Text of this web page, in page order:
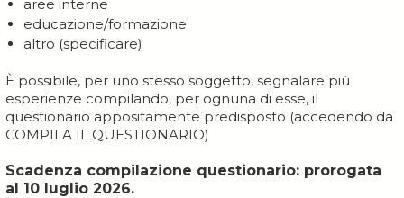
aree interne
educazione/formazione
altro (specificare)
È possibile, per uno stesso soggetto, segnalare più
esperienze compilando, per ognuna di esse, il
questionario appositamente predisposto (accedendo da
COMPILA IL QUESTIONARIO)
Scadenza compilazione questionario: prorogata
al 10 luglio 2026.